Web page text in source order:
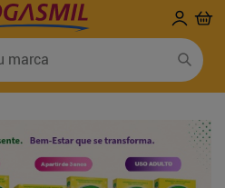
8
º
tylenol
fralda xg